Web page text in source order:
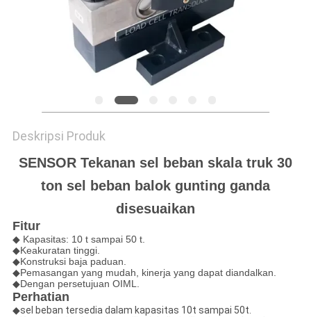
Deskripsi Produk
SENSOR Tekanan sel beban skala truk 30
ton sel beban balok gunting ganda
disesuaikan
Fitur
◆ Kapasitas: 10 t sampai 50 t.
◆Keakuratan tinggi.
◆Konstruksi baja paduan.
◆Pemasangan yang mudah, kinerja yang dapat diandalkan.
◆Dengan persetujuan OIML.
Perhatian
◆sel beban tersedia dalam kapasitas 10t sampai 50t.